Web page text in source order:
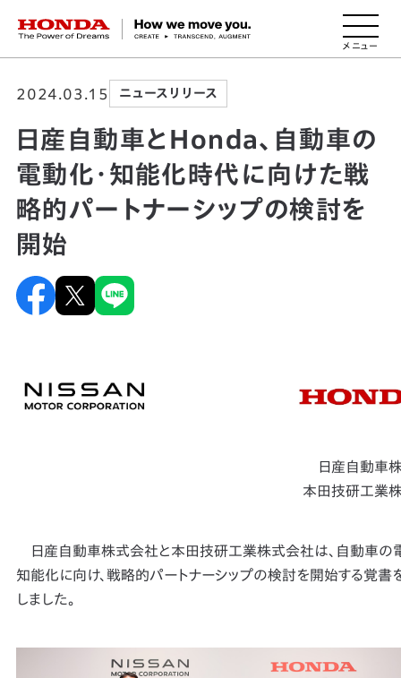
HONDA The Power of Dreams
2024.03.15 ニュースリリース
日産自動車とHonda、自動車の
電動化・知能化時代に向けた戦
略的パートナーシップの検討を
開始
日産自動車
本田技研工業
日産自動車株式会社と本田技研工業株式会社は、自動車の
知能化に向け、戦略的パートナーシップの検討を開始する覚書
しました。